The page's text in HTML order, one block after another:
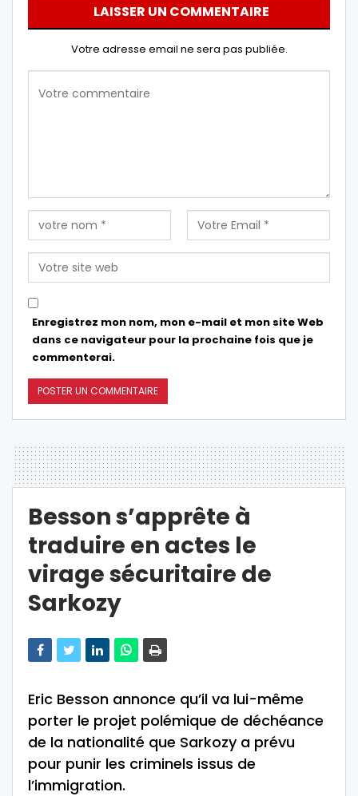
LAISSER UN COMMENTAIRE
Votre adresse email ne sera pas publiée.
Enregistrez mon nom, mon e-mail et mon site Web
dans ce navigateur pour la prochaine fois que je
commenterai.
Besson s’apprête à
traduire en actes le
virage sécuritaire de
Sarkozy
Eric Besson annonce qu’il va lui-même
porter le projet polémique de déchéance
de la nationalité que Sarkozy a prévu
pour punir les criminels issus de
l’immigration.